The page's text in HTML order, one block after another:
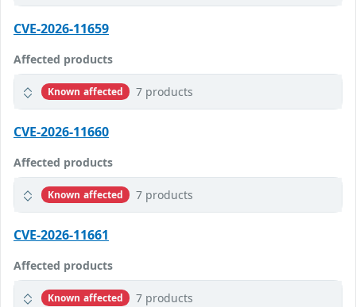
CVE-2026-11659
Affected products
Known affected 7 products
CVE-2026-11660
Affected products
Known affected 7 products
CVE-2026-11661
Affected products
Known affected 7 products